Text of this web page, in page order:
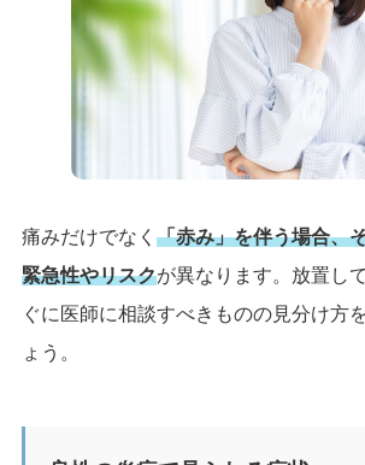
痛みだけでなく 「赤み」を伴う場合、
緊急性やリスクが異なります。放置し
ぐに医師に相談すべきものの見分け方
ょう。